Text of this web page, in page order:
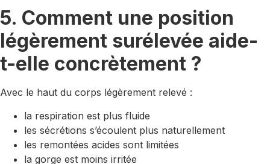
5. Comment une position
légèrement surélevée aide-
t-elle concrètement ?
Avec le haut du corps légèrement relevé :
la respiration est plus fluide
les sécrétions s’écoulent plus naturellement
les remontées acides sont limitées
la gorge est moins irritée